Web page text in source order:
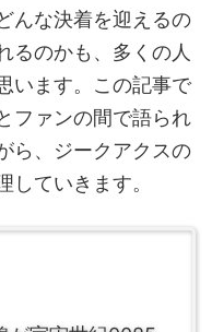
んな決着を迎えるの
るのかも、多くの人
います。この記事で
ファンの間で語られ
ら、ジークアクスの
ていきます。